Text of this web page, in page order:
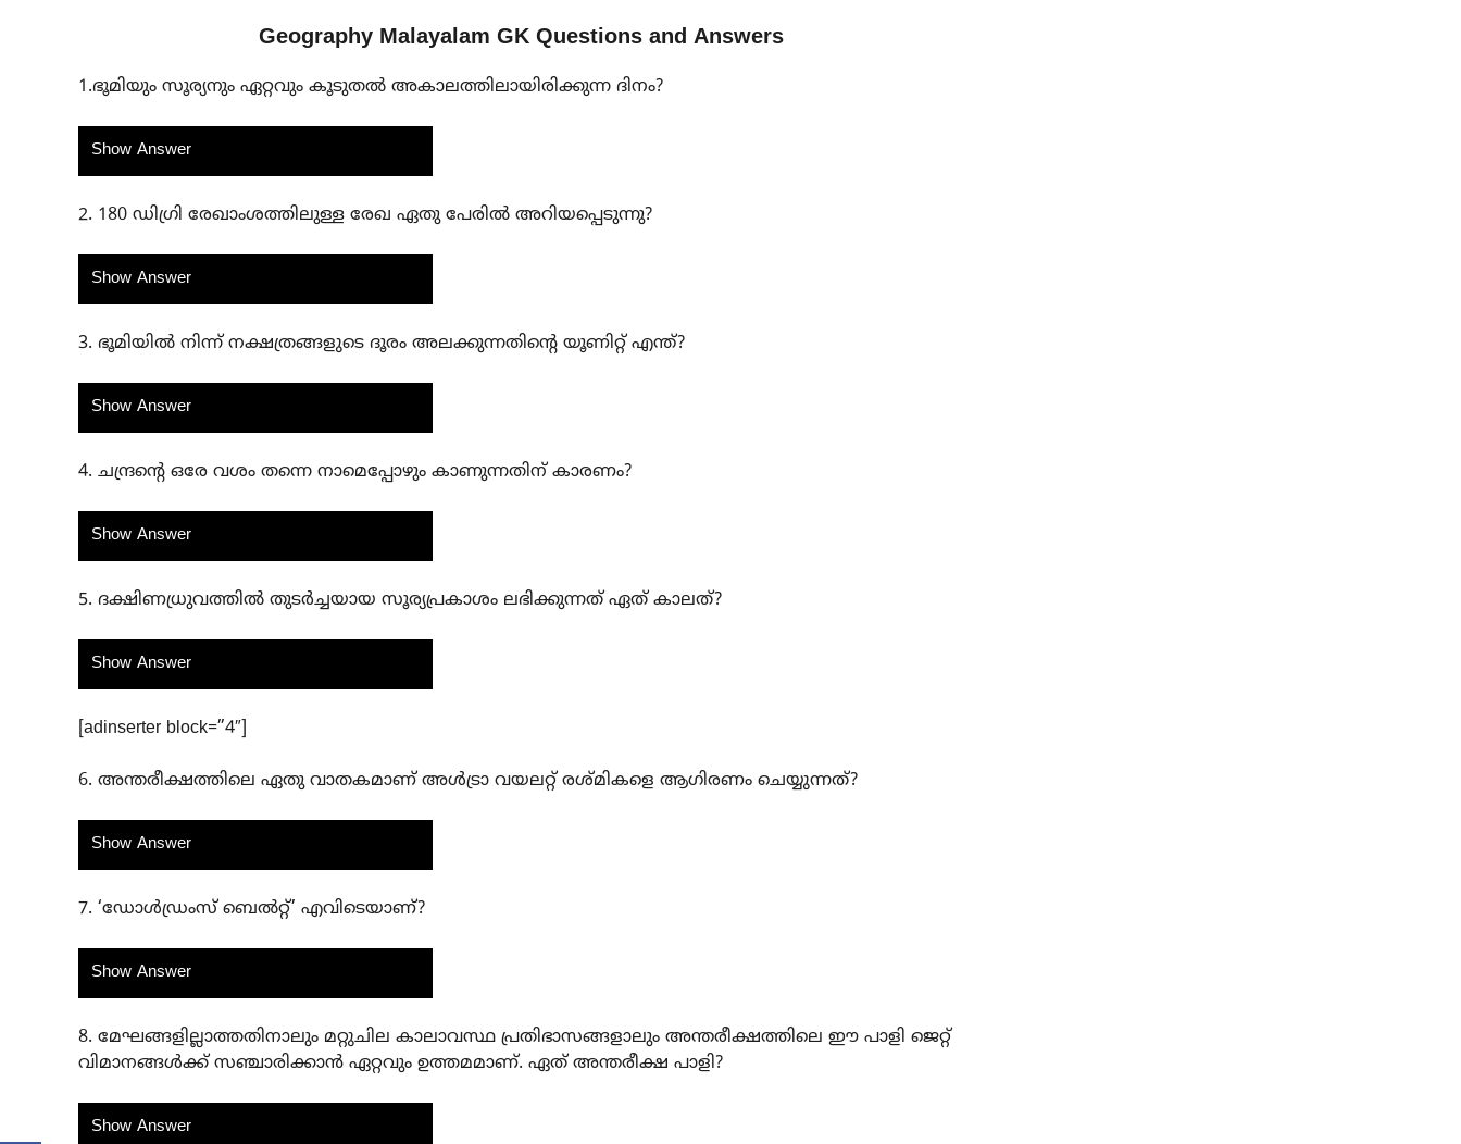
Geography Malayalam GK Questions and Answers
1.ഭൂമിയും സൂര്യനും ഏറ്റവും കൂടുതൽ അകാലത്തിലായിരിക്കുന്ന ദിനം?
Show Answer
2. 180 ഡിഗ്രി രേഖാംശത്തിലുള്ള രേഖ ഏതു പേരിൽ അറിയപ്പെടുന്നു?
Show Answer
3. ഭൂമിയിൽ നിന്ന് നക്ഷത്രങ്ങളുടെ ദൂരം അലക്കുന്നതിന്റെ യൂണിറ്റ് എന്ത്?
Show Answer
4. ചന്ദ്രന്റെ ഒരേ വശം തന്നെ നാമെപ്പോഴും കാണുന്നതിന് കാരണം?
Show Answer
5. ദക്ഷിണധ്രുവത്തിൽ തുടർച്ചയായ സൂര്യപ്രകാശം ലഭിക്കുന്നത് ഏത് കാലത്?
Show Answer
[adinserter block=”4″]
6. അന്തരീക്ഷത്തിലെ ഏതു വാതകമാണ് അൾട്രാ വയലറ്റ് രശ്മികളെ ആഗിരണം ചെയ്യുന്നത്?
Show Answer
7. ‘ഡോൾഡ്രംസ് ബെൽറ്റ്’ എവിടെയാണ്?
Show Answer
8. മേഘങ്ങളില്ലാത്തതിനാലും മറ്റുചില കാലാവസ്ഥ പ്രതിഭാസങ്ങളാലും അന്തരീക്ഷത്തിലെ ഈ പാളി ജെറ്റ്
വിമാനങ്ങൾക്ക് സഞ്ചാരിക്കാൻ ഏറ്റവും ഉത്തമമാണ്. ഏത് അന്തരീക്ഷ പാളി?
Show Answer